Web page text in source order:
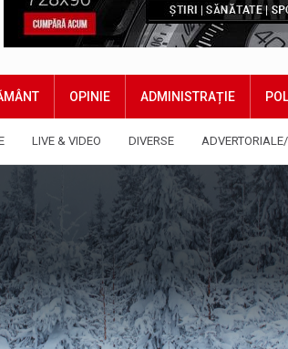
OPINIE ADMINISTRAȚIE
LIVE & VIDEO DIVERSE